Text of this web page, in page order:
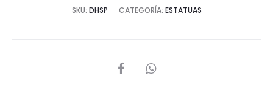
SKU: DHSP CATEGORÍA: ESTATUAS
SHARE